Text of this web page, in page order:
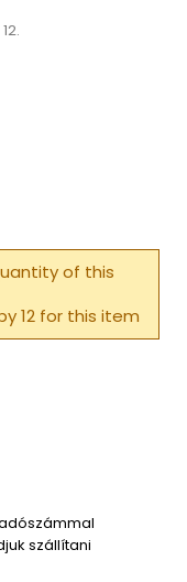
of this
12 for this item
szállítani